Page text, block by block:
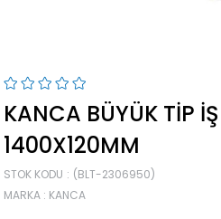
KANCA BÜYÜK TIP
1400X120MM
STOK KODU
(BLT-2306950)
MARKA : KANCA